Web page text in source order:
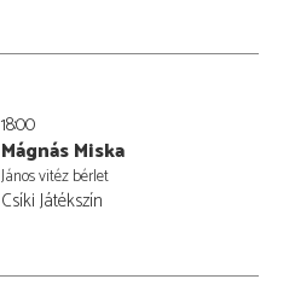
18:00
Mágnás Miska
János vitéz bérlet
Csíki Játékszín